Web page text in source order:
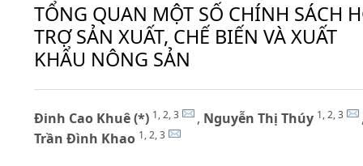
TỔNG QUAN MỘT SỐ CHÍNH SÁCH
TRỢ SẢN XUẤT, CHẾ BIẾN VÀ XUẤT
KHẨU NÔNG SẢN
Đinh Cao Khuê (*) 1, 2, 3 , Nguyễn Thị Thúy 1, 2, 3
Trần Đình Khao 1, 2, 3